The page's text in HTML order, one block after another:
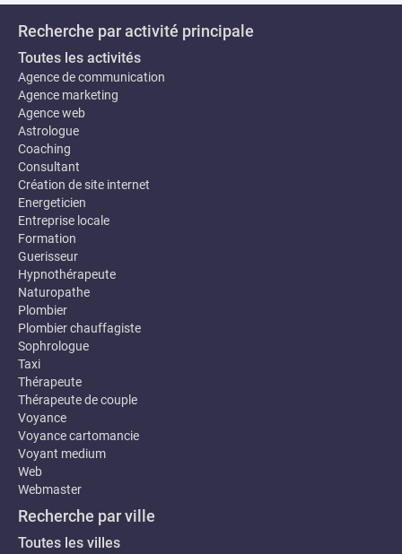
Recherche par activité principale
Toutes les activités
Agence de communication
Agence marketing
Agence web
Astrologue
Coaching
Consultant
Création de site internet
Energeticien
Entreprise locale
Formation
Guerisseur
Hypnothérapeute
Naturopathe
Plombier
Plombier chauffagiste
Sophrologue
Taxi
Thérapeute
Thérapeute de couple
Voyance
Voyance cartomancie
Voyant medium
Web
Webmaster
Recherche par ville
Toutes les villes